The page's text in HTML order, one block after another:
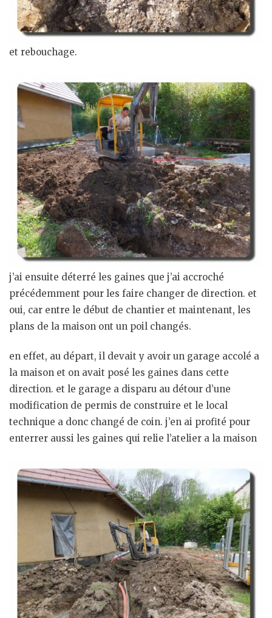
et rebouchage.
j’ai ensuite déterré les gaines que j’ai accroché
précédemment pour les faire changer de direction. et
oui, car entre le début de chantier et maintenant, les
plans de la maison ont un poil changés.
en effet, au départ, il devait y avoir un garage accolé a
la maison et on avait posé les gaines dans cette
direction. et le garage a disparu au détour d’une
modification de permis de construire et le local
technique a donc changé de coin. j’en ai profité pour
enterrer aussi les gaines qui relie l’atelier a la maison